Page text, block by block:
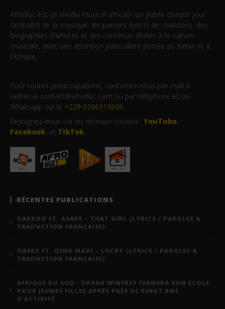
Afroduc est un média musical africain qui publie chaque jour
l’actualité de la musique, les paroles (lyrics) de chansons, des
biographies d’artistes et des contenus dédiés à la culture
musicale, avec une attention particulière portée au Bénin et à
l’Afrique.
Pour toutes préoccupations, contactez-nous par mail à
l’adresse contact@afroduc.com ou par téléphone et/ou
Whatsapp sur le +229 0166313636.
Rejoignez-nous sur les réseaux sociaux : YouTube,
Facebook et TikTok.
RÉCENTES PUBLICATIONS
DARKOO FT. ASAKE – THAT GIRL (LYRICS / PAROLES &
TRADUCTION FRANÇAISE)
OBERZ FT. QING MADI – LUCKY (LYRICS / PAROLES &
TRADUCTION FRANÇAISE)
AFRIQUE DU SUD : OPRAH WINFREY FERMERA SON ÉCOLE
POUR JEUNES FILLES APRÈS PRÈS DE VINGT ANS
D’ACTIVITÉ